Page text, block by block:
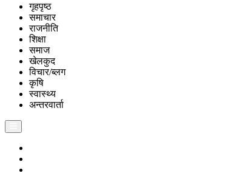
गृहपृष्ठ
समाचार
राजनीति
शिक्षा
समाज
खेलकुद
विचार/ब्लग
कृषि
स्वास्थ्य
अन्तरवार्ता